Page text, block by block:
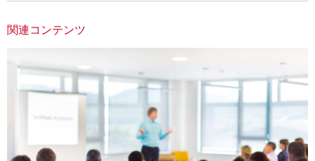
関連コンテンツ